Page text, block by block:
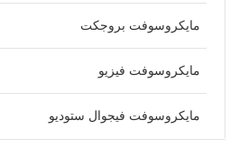
مايكروسوفت بروجكت
مايكروسوفت فيزيو
مايكروسوفت فيجوال ستوديو